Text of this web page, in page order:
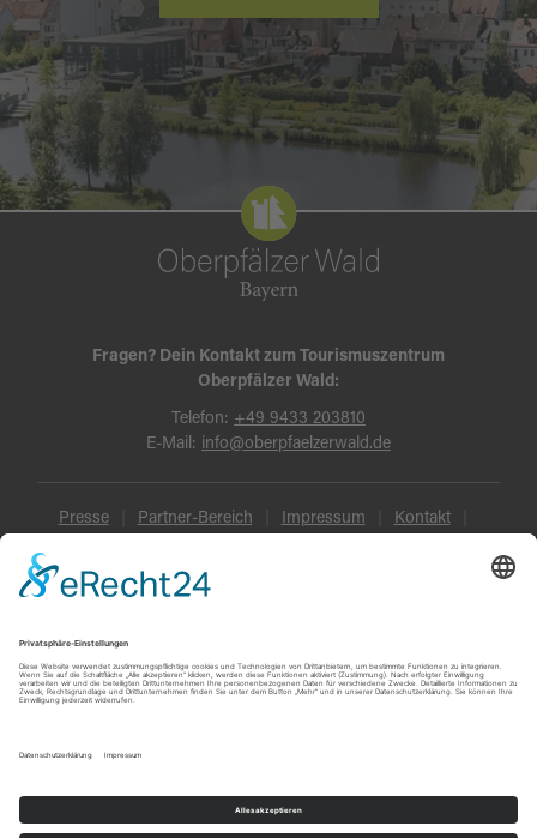
Fragen? Dein Kontakt zum Tourismuszentrum
Oberpfälzer Wald:
Telefon: +49 9433 203810
E-Mail: info@oberpfaelzerwald.de
Presse Partner-Bereich Impressum Kontakt
Datenschutz